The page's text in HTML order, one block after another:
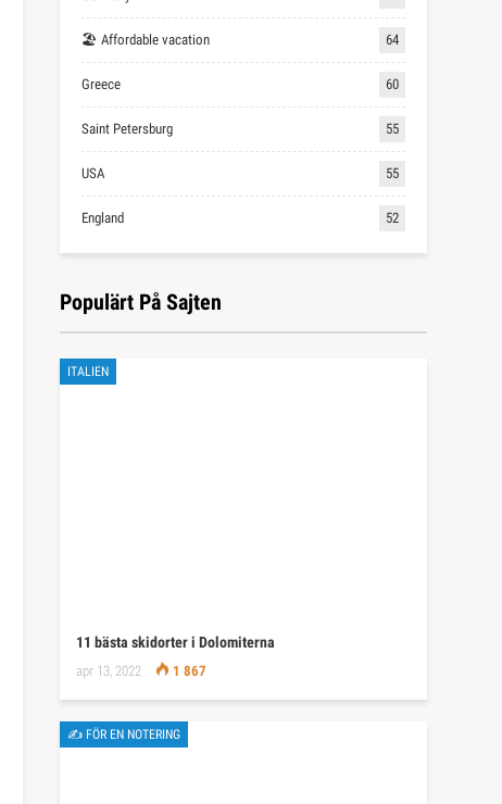
🏖 Affordable vacation 64
Greece 60
Saint Petersburg 55
USA 55
England 52
Populärt På Sajten
ITALIEN
11 bästa skidorter i Dolomiterna
apr 13, 2022 1 867
✍ FÖR EN NOTERING